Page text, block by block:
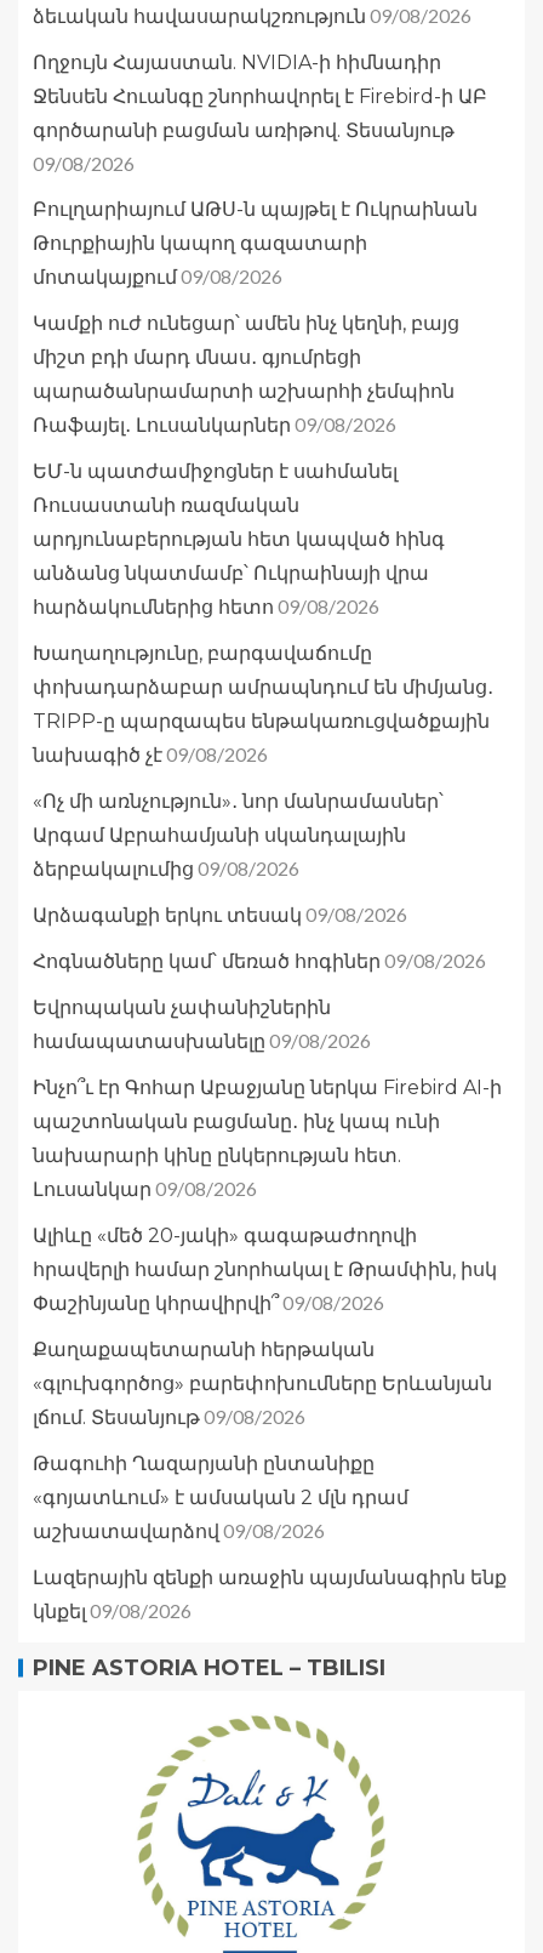
ձեւական հավասարակշռություն 09/08/2026
Ողջույն Հայաստան. NVIDIA-ի հիմնադիր
Ջենսեն Հուանգը շնորհավորել է Firebird-ի ԱԲ
գործարանի բացման առիթով. Տեսանյութ
09/08/2026
Բուլղարիայում ԱԹՍ-ն պայթել է Ուկրաինան
Թուրքիային կապող գազատարի
մոտակայքում09/08/2026
Կամքի ուժ ունեցար՝ ամեն ինչ կեղնի, բայց
միշտ բդի մարդ մնաս․ գյումրեցի
պարածանրամարտի աշխարհի չեմպիոն
Ռաֆայել․ Լուսանկարներ 09/08/2026
ԵՄ-ն պատժամիջոցներ է սահմանել
Ռուսաստանի ռազմական
արդյունաբերության հետ կապված հինգ
անձանց նկատմամբ՝ Ուկրաինայի վրա
հարձակումներից հետո 09/08/2026
Խաղաղությունը, բարգավաճումը
փոխադարձաբար ամրապնդում են միմյանց․
TRIPP-ը պարզապես ենթակառուցվածքային
նախագիծ չէ09/08/2026
«Ոչ մի առնչություն»․ նոր մանրամասներ՝
Արգամ Աբրահամյանի սկանդալային
ձերբակալումից 09/08/2026
Արձագանքի երկու տեսակ 09/08/2026
Հոգնածները կամ՝ մեռած հոգիներ 09/08/2026
Եվրոպական չափանիշներին
համապատասխանելը 09/08/2026
Ինչո՞ւ էր Գոհար Աբաջյանը ներկա Firebird AI-ի
պաշտոնական բացմանը․ ինչ կապ ունի
նախարարի կինը ընկերության հետ.
Լուսանկար 09/08/2026
Ալիևը «մեծ 20-յակի» գագաթաժողովի
հրավերլի համար շնորհակալ է Թրամփին, իսկ
Փաշինյանը կհրավիրվի՞09/08/2026
Քաղաքապետարանի հերթական
«գլուխգործոց» բարեփոխումները Երևանյան
լճում. Տեսանյութ09/08/2026
Թագուհի Ղազարյանի ընտանիքը
«գոյատևում» է ամսական 2 մլն դրամ
աշխատավարձով 09/08/2026
Լազերային զենքի առաջին պայմանագիրն ենք
կնքել 09/08/2026
PINE ASTORIA HOTEL – TBILISI